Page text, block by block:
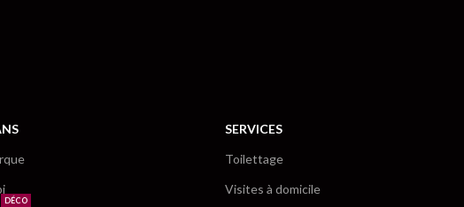
DÉCO
SERVICES
Toilettage
Visites à domicile